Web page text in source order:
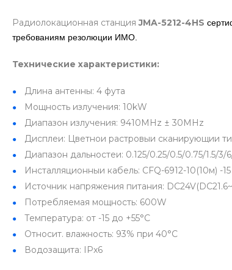
Радиолокационная станцияJMA-5212-4HS
требованиям резолюции ИМО.
Технические характеристики:
Длина антенны: 4 фута
Мощность излучения: 10kW
Диапазон излучения: 9410MHz ± 30MHz
Дисплеи: Цветнои растровыи сканирующии
Диапазон дальностеи: 0.125/0.25/0.5/0.75/1.5/
Инсталляционныи кабель: CFQ-6912-10(10м) -
Источник напряжения питания:
Потребляемая мощность: 600W
Температура: от -15 до +55°C
Относит. влажность: 93% при 40°C
Водозащита: IPx6